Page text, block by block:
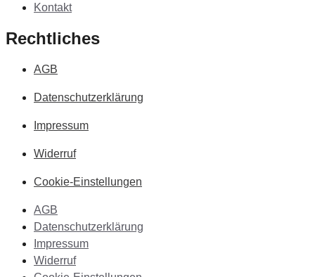
Kontakt
Rechtliches
AGB
Datenschutzerklärung
Impressum
Widerruf
Cookie-Einstellungen
AGB
Datenschutzerklärung
Impressum
Widerruf